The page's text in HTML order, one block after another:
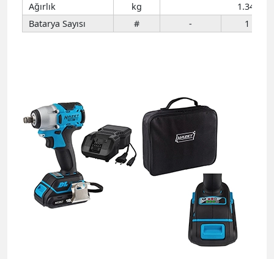
Ağırlık
kg
1.34
Batarya Sayısı
# - 1